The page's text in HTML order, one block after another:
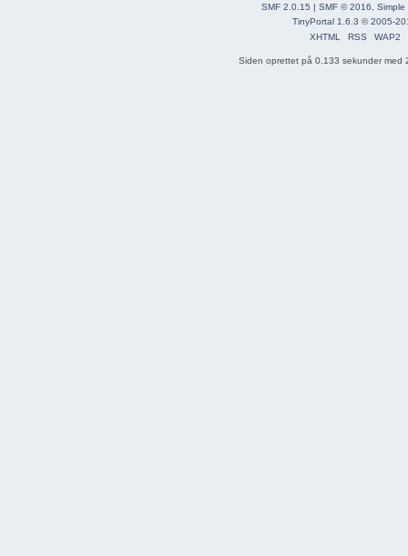
SMF 2.0.15 | SMF © 2016
Simple
TinyPortal 1.6.3 ©2005-
XHTML
RSS WAP2
Siden oprettet på 0.133 sekunder med